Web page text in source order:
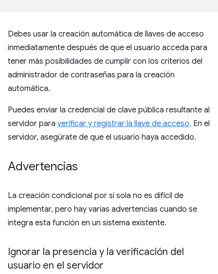
Debes usar la creación automática de llaves de acceso
inmediatamente después de que el usuario acceda para
tener más posibilidades de cumplir con los criterios del
administrador de contraseñas para la creación
automática.
Puedes enviar la credencial de clave pública resultante al
servidor para verificar y registrar la llave de acceso. En el
servidor, asegúrate de que el usuario haya accedido.
Advertencias
La creación condicional por sí sola no es difícil de
implementar, pero hay varias advertencias cuando se
integra esta función en un sistema existente.
Ignorar la presencia y la verificación del
usuario en el servidor